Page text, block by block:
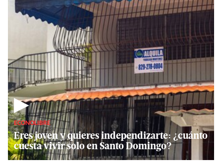
▶
ECONOLIBRE
Eres joven y quieres independizarte: ¿cuánto
cuesta vivir solo en Santo Domingo?